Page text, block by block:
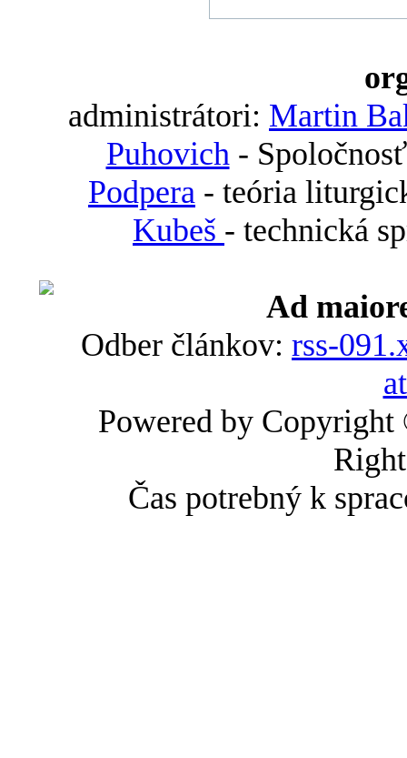
administrátori: Martin
Puhovich-
Podpera - teória
Kubeš - technická
Ad
Odber článkov: rss-
Powered by
Čas potrebný k